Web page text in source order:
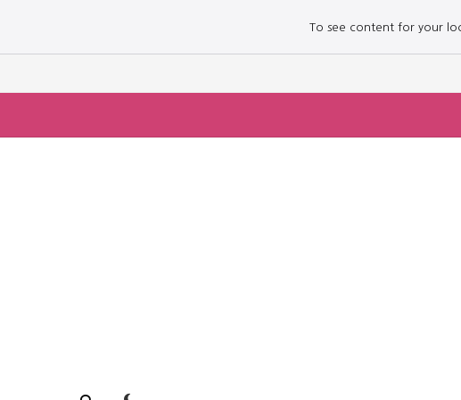
To see content for your